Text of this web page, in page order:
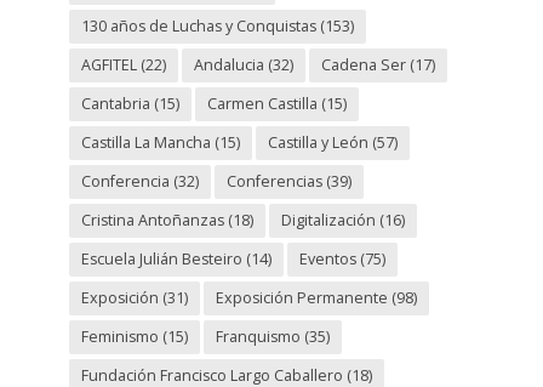
130 años de Luchas y Conquistas(153)
AGFITEL(22) Andalucia (32) Cadena Ser(17)
Cantabria (15) Carmen Castilla (15)
Castilla La Mancha (15) Castilla y León (57)
Conferencia (32) Conferencias(39)
Cristina Antoñanzas(18) Digitalización (16)
Escuela Julián Besteiro (14) Eventos(75)
Exposición (31) Exposición Permanente (98)
Feminismo (15) Franquismo (35)
Fundación Francisco Largo Caballero (18)